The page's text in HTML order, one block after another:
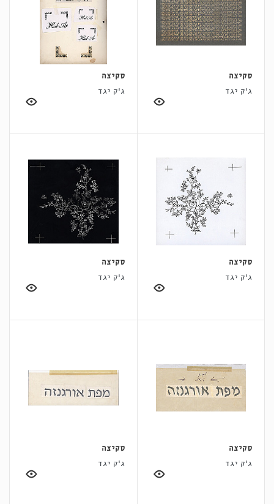
סקיצה
ג'ק יגד
סקיצה
ג'ק יגד
סקיצה
ג'ק יגד
סקיצה
ג'ק יגד
סקיצה
ג'ק יגד
סקיצה
ג'ק יגד